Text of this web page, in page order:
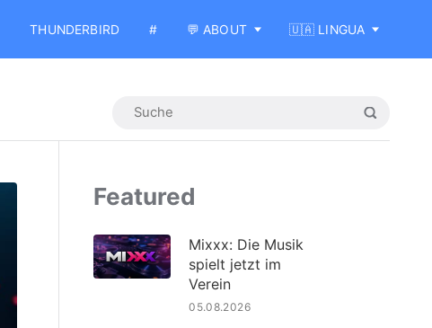
THUNDERBIRD # 💬 ABOUT 🇺🇦 LINGUA
Featured
Mixxx: Die Musik
spielt jetzt im
Verein
05.08.2026